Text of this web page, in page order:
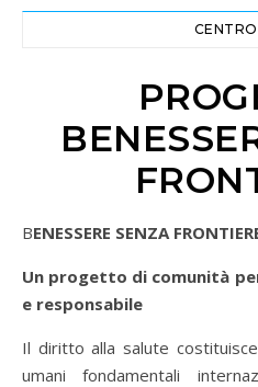
BENESSERE SENZA
Un progetto di comunità
e responsabile
Il diritto alla salute
umani fondamentali